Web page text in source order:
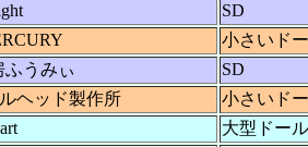
SD
小さいド
うみぃ
SD
ヘッド製作所
小さいド
大型ドール